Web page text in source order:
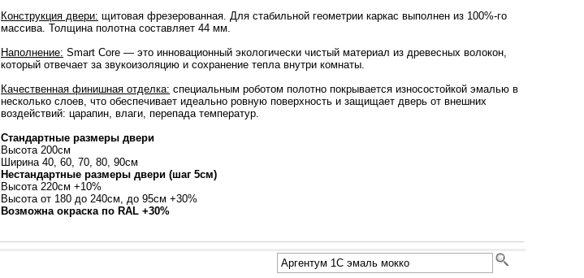
Конструкция двери: щитовая фрезерованная. Для стабильной геометрии каркас выполнен из 100%-го
массива. Толщина полотна составляет 44 мм.
Наполнение: Smart Core — это инновационный экологически чистый материал из древесных волокон,
который отвечает за звукоизоляцию и сохранение тепла внутри комнаты.
Качественная финишная отделка: специальным роботом полотно покрывается износостойкой эмалью в
несколько слоев, что обеспечивает идеально ровную поверхность и защищает дверь от внешних
воздействий: царапин, влаги, перепада температур.
Стандартные размеры двери
Высота 200см
Ширина 40, 60, 70, 80, 90см
Нестандартные размеры двери (шаг 5см)
Высота 220см +10%
Высота от 180 до 240см, до 95см +30%
Возможна окраска по RAL +30%